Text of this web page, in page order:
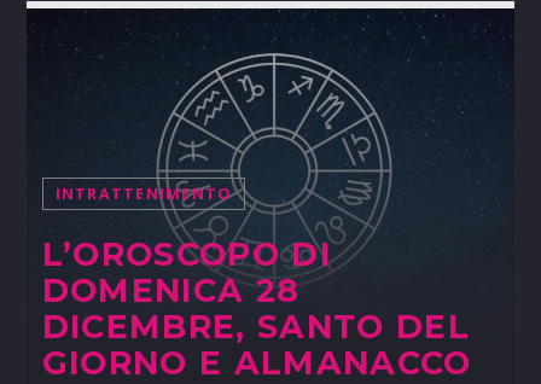
INTRATTENIMENTO
L’OROSCOPO DI
DOMENICA 28
DICEMBRE, SANTO DEL
GIORNO E ALMANACCO